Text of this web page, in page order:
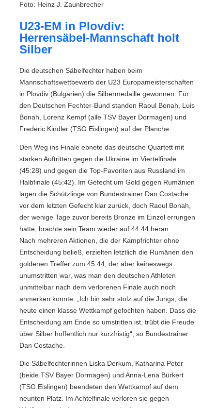
Foto: Heinz J. Zaunbrecher
U23-EM in Plovdiv:
Herrensäbel-Mannschaft holt
Silber
Die deutschen Säbelfechter haben beim
Mannschaftswettbewerb der U23 Europameisterschaften
in Plovdiv (Bulgarien) die Silbermedaille gewonnen. Für
den Deutschen Fechter-Bund standen Raoul Bonah, Luis
Bonah, Lorenz Kempf (alle TSV Bayer Dormagen) und
Frederic Kindler (TSG Eislingen) auf der Planche.
Den Weg ins Finale ebnete das deutsche Quartett mit
starken Auftritten gegen die Ukraine im Viertelfinale
(45:28) und gegen die Top-Favoriten aus Russland im
Halbfinale (45:42). Im Gefecht um Gold gegen Rumänien
lagen die Schützlinge von Bundestrainer Dan Costache
vor dem letzten Gefecht klar zurück, doch Raoul Bonah,
der wenige Tage zuvor bereits Bronze im Einzel errungen
hatte, brachte sein Team wieder auf 44:44 heran.
Nach mehreren Aktionen, die der Kampfrichter ohne
Entscheidung beließ, erzielten letztlich die Rumänen den
goldenen Treffer zum 45:44, der aber keineswegs
unumstritten war, was man den deutschen Athleten
unmittelbar nach dem verlorenen Finale auch noch
anmerken konnte. „Ich bin sehr stolz auf die Jungs, die
heute einen klasse Wettkampf gefochten haben. Dass die
Entscheidung am Ende so umstritten ist, trübt die Freude
über Silber hoffentlich nur kurzfristig“, so Bundestrainer
Dan Costache.
Die Säbelfechterinnen Liska Derkum, Katharina Peter
(beide TSV Bayer Dormagen) und Anna-Lena Bürkert
(TSG Eislingen) beendeten den Wettkampf auf dem
neunten Platz. Im Achtelfinale verloren sie gegen